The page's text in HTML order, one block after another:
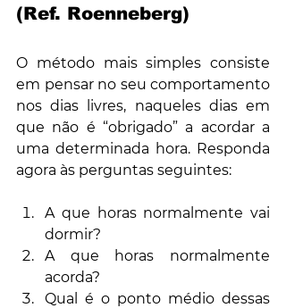
(Ref. Roenneberg)
O método mais simples consiste
em pensar no seu comportamento
nos dias livres, naqueles dias em
que não é “obrigado” a acordar a
uma determinada hora. Responda
agora às perguntas seguintes:
A que horas normalmente vai
dormir?
A que horas normalmente
acorda?
Qual é o ponto médio dessas